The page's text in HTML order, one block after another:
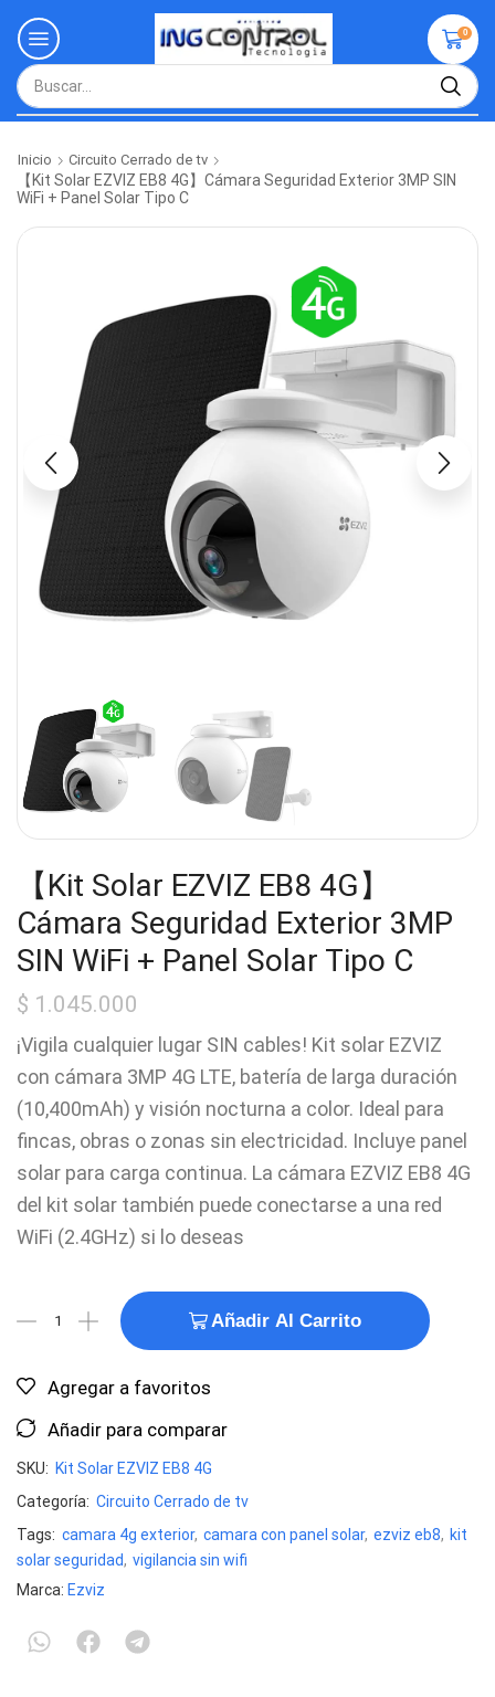
0
Inicio Circuito Cerrado de tv
【Kit Solar EZVIZ EB8 4G】Cámara Seguridad Exterior 3MP SIN
WiFi + Panel Solar Tipo C
【Kit Solar EZVIZ EB8 4G】
Cámara Seguridad Exterior 3MP
SIN WiFi + Panel Solar Tipo C
$ 1.045.000
¡Vigila cualquier lugar SIN cables! Kit solar EZVIZ
con cámara 3MP 4G LTE, batería de larga duración
(10,400mAh) y visión nocturna a color. Ideal para
fincas, obras o zonas sin electricidad. Incluye panel
solar para carga continua. La cámara EZVIZ EB8 4G
del kit solar también puede conectarse a una red
WiFi (2.4GHz) si lo deseas
Añadir Al Carrito
Agregar a favoritos
Añadir para comparar
SKU: Kit Solar EZVIZ EB8 4G
Categoría: Circuito Cerrado de tv
Tags: camara 4g exterior, camara con panel solar, ezviz eb8, kit
solar seguridad, vigilancia sin wifi
Marca: Ezviz